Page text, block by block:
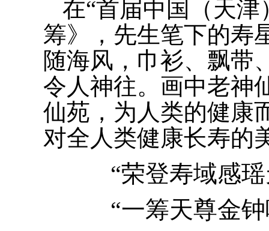
在“首届中国（天
筹》，先生笔下的寿
随海风，巾衫、飘带
令人神往。画中老神
仙苑，为人类的健康
对全人类健康长寿的
“荣登寿域感
“一筹天尊金